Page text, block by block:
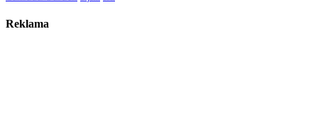
Reklama